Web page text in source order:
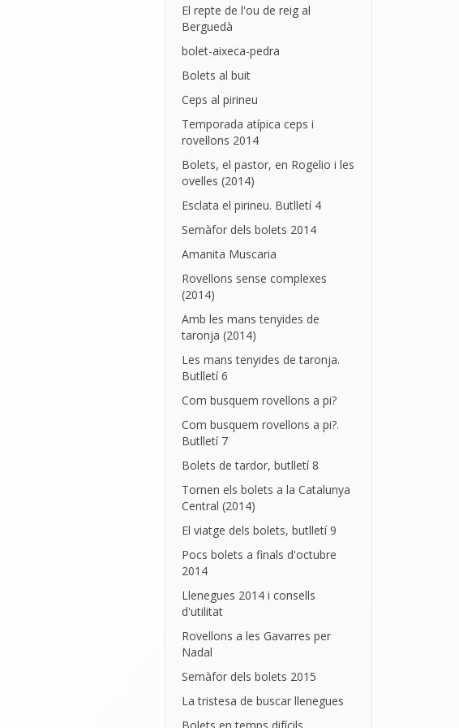
El repte de l'ou de reig al
Berguedà
bolet-aixeca-pedra
Bolets al buit
Ceps al pirineu
Temporada atípica ceps i
rovellons 2014
Bolets, el pastor, en Rogelio i les
ovelles (2014)
Esclata el pirineu. Butlletí 4
Semàfor dels bolets 2014
Amanita Muscaria
Rovellons sense complexes
(2014)
Amb les mans tenyides de
taronja (2014)
Les mans tenyides de taronja.
Butlletí 6
Com busquem rovellons a pi?
Com busquem rovellons a pi?.
Butlletí 7
Bolets de tardor, butlletí 8
Tornen els bolets a la Catalunya
Central (2014)
El viatge dels bolets, butlletí 9
Pocs bolets a finals d'octubre
2014
Llenegues 2014 i consells
d'utilitat
Rovellons a les Gavarres per
Nadal
Semàfor dels bolets 2015
La tristesa de buscar llenegues